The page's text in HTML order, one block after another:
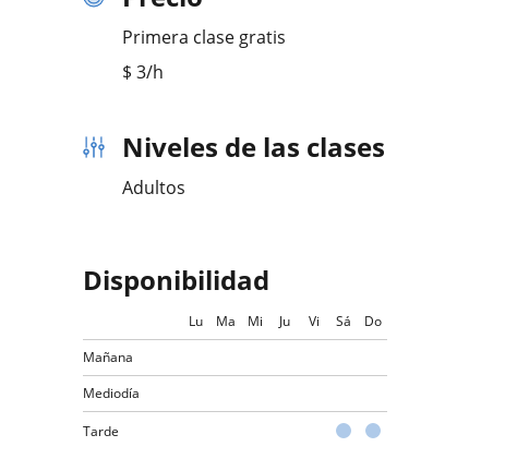
Primera clase gratis
$ 3/h
Niveles de las clases
Adultos
Disponibilidad
Lu Ma Mi Ju Vi Sá
Do
Mañana
Mediodía
Tarde